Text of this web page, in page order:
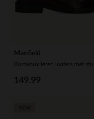
Manfield
149.99